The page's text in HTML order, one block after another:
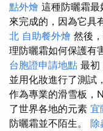
點外燴 這種防曬霜
來完成的，因為它具
北 自助餐外燴 然後
理防曬霜如何保護有
台胞證申請地點 最初
並用化妝進行了測試
作為專業的滑雪板，
了世界各地的元素 宜
防曬霜並不陌生。 除